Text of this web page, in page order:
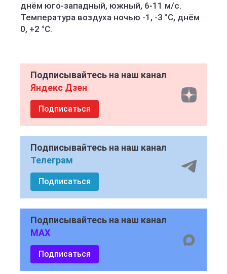
днём юго-западный, южный, 6-11 м/с.
Температура воздуха ночью -1, -3 °C, днём
0, +2 °C.
Подписывайтесь на наш канал
Яндекс Дзен
Подписаться
Подписывайтесь на наш канал
Телеграм
Подписаться
Подписывайтесь на наш канал
MAX
Подписаться